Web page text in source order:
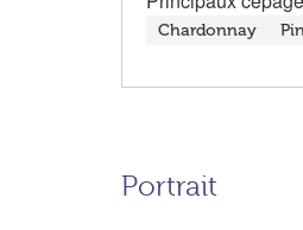
Chardonnay
Portrait